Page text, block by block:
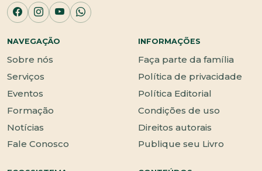
NAVEGAÇÃO
Sobre nós
Serviços
Eventos
Formação
Notícias
Fale Conosco
INFORMAÇÕES
Faça parte da família
Política de privacidade
Política Editorial
Condições de uso
Direitos autorais
Publique seu Livro